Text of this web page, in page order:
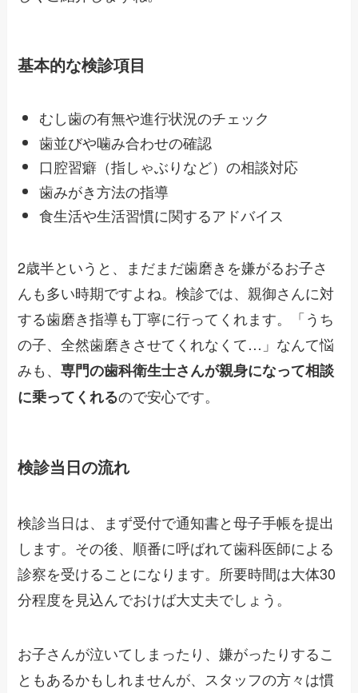
基本的な検診項目
むし歯の有無や進行状況のチェック
歯並びや噛み合わせの確認
口腔習癖（指しゃぶりなど）の相談対応
歯みがき方法の指導
食生活や生活習慣に関するアドバイス
2歳半というと、まだまだ歯磨きを嫌がるお子さ
んも多い時期ですよね。検診では、親御さんに対
する歯磨き指導も丁寧に行ってくれます。「うち
の子、全然歯磨きさせてくれなくて…」なんて悩
みも、専門の歯科衛生士さんが親身になって相談
に乗ってくれるので安心です。
検診当日の流れ
検診当日は、まず受付で通知書と母子手帳を提出
します。その後、順番に呼ばれて歯科医師による
診察を受けることになります。所要時間は大体30
分程度を見込んでおけば大丈夫でしょう。
お子さんが泣いてしまったり、嫌がったりするこ
ともあるかもしれませんが、スタッフの方々は慣